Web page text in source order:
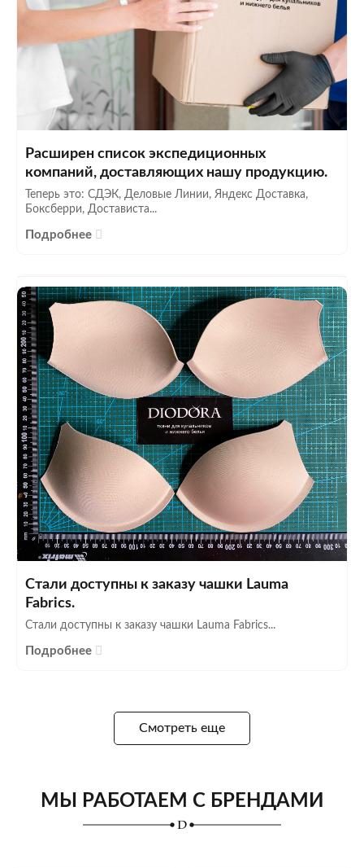
Расширен список экспедиционных
компаний, доставляющих нашу продукцию.
Теперь это: СДЭК, Деловые Линии, Яндекс Доставка,
Боксберри, Достависта...
Подробнее
Стали доступны к заказу чашки Lauma
Fabrics.
Стали доступны к заказу чашки Lauma Fabrics...
Подробнее
Смотреть еще
МЫ РАБОТАЕМ С БРЕНДАМИ